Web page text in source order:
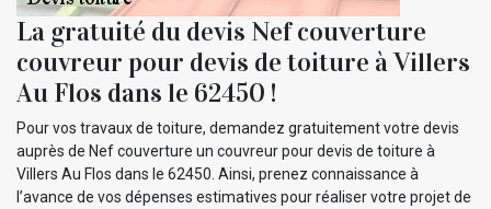
La gratuité du devis Nef couverture
couvreur pour devis de toiture à Villers
Au Flos dans le 62450 !
Pour vos travaux de toiture, demandez gratuitement votre devis
auprès de Nef couverture un couvreur pour devis de toiture à
Villers Au Flos dans le 62450. Ainsi, prenez connaissance à
l’avance de vos dépenses estimatives pour réaliser votre projet de